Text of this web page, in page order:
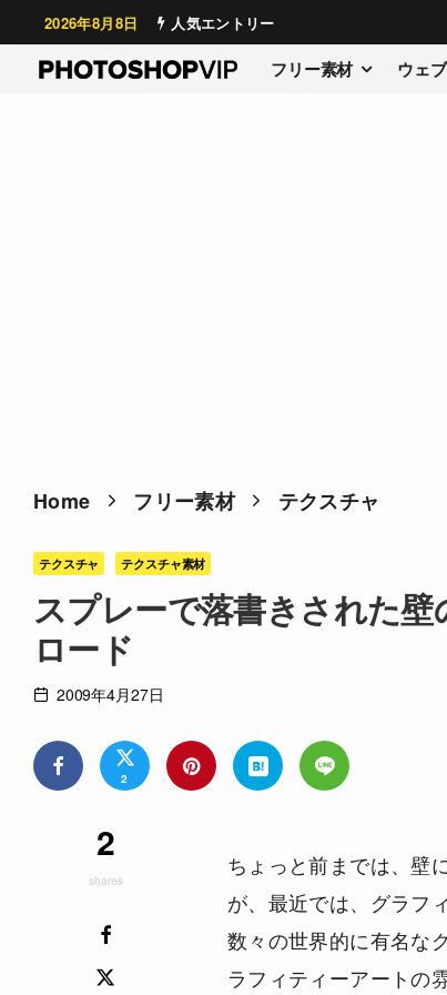
2026年8月8日 人気エントリー
フリー素材 ウェ
Home フリー素材 テクスチャ
テクスチャ テクスチャ素材
スプレーで落書きされた
ロード
2009年4月27日
2
2
shares
ちょっと前までは、壁
が、最近では、グラフ
数々の世界的に有名な
ラフィティーアートの